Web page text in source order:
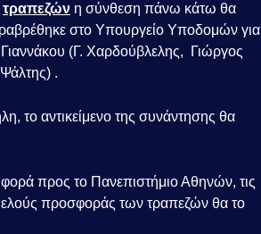
τραπεζών η σύνθεση πάνω κάτω θα
στο Υπουργείο Υποδομών για
(Γ. Χαρδούβλελης, Γιώργος
.
το αντικείμενο της συνάντησης θα
προς το Πανεπιστήμιο Αθηνών, τις
προσφοράς των τραπεζών θα το